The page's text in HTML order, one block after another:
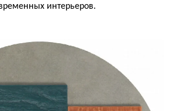
интерьеров.